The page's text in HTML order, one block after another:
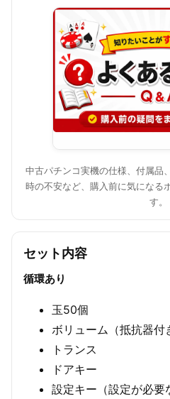
中古パチンコ実機の仕様、付属品
時の不安など、購入前に気になる
す。
セット内容
循環あり
玉50個
ボリューム（抵抗器付
トランス
ドアキー
設定キー（設定が必要